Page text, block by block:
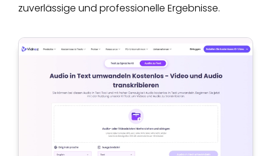
zuverlässige und professionelle Ergebnisse.